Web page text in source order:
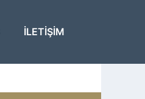
İLETIŞIM